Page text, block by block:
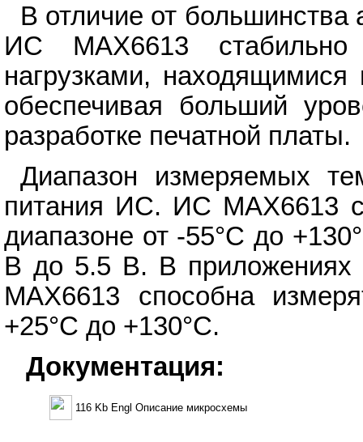
В отличие от большинства
ИС MAX6613
нагрузками,
обеспечивая больший
разработке печатной платы.
Диапазон измеряемых
питания ИС. ИС MAX6613
диапазоне от -55°С до
В до 5.5 В. В
MAX6613 способна
+25°С до +130°С.
Документация:
116 Kb Engl Описание микросхемы